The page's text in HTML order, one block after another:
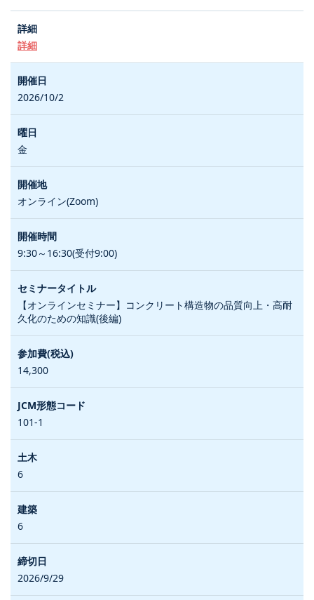
詳細
2026/10/2
金
オンライン(Zoom)
9:30～16:30(受付9:00)
【オンラインセミナー】コンクリート構造物の品質向上・高耐
久化のための知識(後編)
14,300
101-1
6
6
2026/9/29